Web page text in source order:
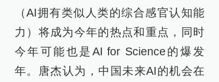
（AI拥有类似人类的综合感官认知能
力）将成为今年的热点和重点，同时
今年可能也是AI for Science的爆发
年。唐杰认为，中国未来AI的机会在